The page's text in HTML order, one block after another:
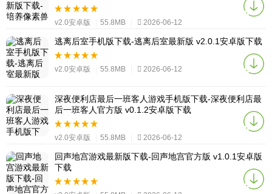
v2.0安卓版 55.8MB 2026-06-12
逃离后室手机版下载-逃离后室最新版 v2.0.1安卓版下载
v2.0安卓版 55.8MB 2026-06-12
深夜便利店最后一班客人游戏手机版下载-深夜便利店最
后一班客人官方版 v0.1.2安卓版下载
v2.0安卓版 55.8MB 2026-06-12
回声地宫游戏最新版下载-回声地宫官方版 v1.0.1安卓版
下载